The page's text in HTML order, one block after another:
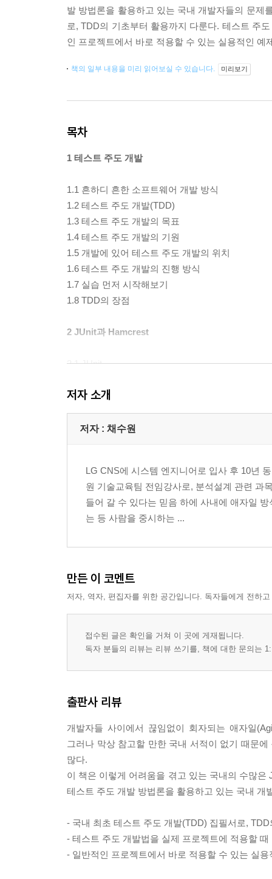
발 방법론을 활용하고 있는 국내 개발자들의 문제
로, TDD의 기초부터 활용까지 다룬다. 테스트 주
인 프로젝트에서 바로 적용할 수 있는 실용적인 예
책의 일부 내용을 미리 읽어보실 수 있습니다. 미리보기
목차
1 테스트 주도 개발
1.1 흔하디 흔한 소프트웨어 개발 방식
1.2 테스트 주도 개발(TDD)
1.3 테스트 주도 개발의 목표
1.4 테스트 주도 개발의 기원
1.5 개발에 있어 테스트 주도 개발의 위치
1.6 테스트 주도 개발의 진행 방식
1.7 실습 먼저 시작해보기
1.8 TDD의 장점
2 JUnit과 Hamcrest
2.1 JUnit
2.3 정리
전문가 인터뷰 김창준
3.1 테스트 케이스 클래스의 위치
3.2 테스트 메소드 작성 방식
3.3 테스트 케이스 작성 접근 방식
3.4 TDD의 한계
4.1 Mock 객체
4.2 Mock에 대한 기본적인 분류 개념, 테스트 더블
4.3 Mock 프레임워크
4.4 Mock 프레임워크 마무리
5 데이터베이스 테스트: DbUnit
5.2 데이터셋
5.3 DbUnit 데이터셋의 종류
5.4 DbUnit의 DB 지원 기능
5.5 DbUnit과 Ant
5.6 정리
6 단위 테스트 지원 라이브러리: Unitils
저자 소개
저자 : 채수원
LG CNS에 시스템 엔지니어로 입사 후 10년
원 기술교육팀 전임강사로, 분석설계 관련 과
들어 갈 수 있다는 믿음 하에 사내에 애자일
는 등 사람을 중시하는 ...
만든 이 코멘트
저자, 역자, 편집자를 위한 공간입니다. 독자들에게 전하
접수된 글은 확인을 거쳐 이 곳에 게재됩니다.
독자 분들의 리뷰는 리뷰 쓰기를, 책에 대한 문의는
출판사 리뷰
개발자들 사이에서 끊임없이 회자되는 애자일
그러나 막상 참고할 만한 국내 서적이 없기 때문
많다.
이 책은 이렇게 어려움을 겪고 있는 국내의 수많
테스트 주도 개발 방법론을 활용하고 있는 국내
- 국내 최초 테스트 주도 개발(TDD) 집필서로,
- 테스트 주도 개발법을 실제 프로젝트에 적용할
- 일반적인 프로젝트에서 바로 적용할 수 있는 실